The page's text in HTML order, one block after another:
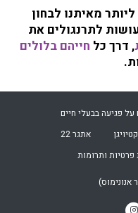
מאיתנו לבחון
לתרנגולים את
, דרך כל חייהם בלולים
על פגיעה בבעלי חיים
אתגר 22
פרטיות ותרומות
Instagram